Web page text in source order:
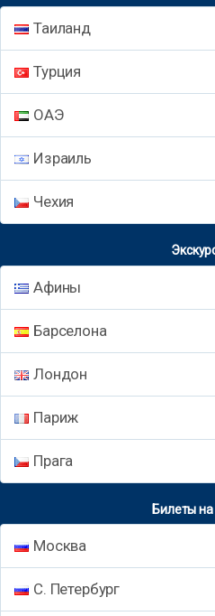
Таиланд
Турция
ОАЭ
Израиль
Чехия
Афины
Барселона
Лондон
Париж
Прага
Билеты
Москва
С. Петербург